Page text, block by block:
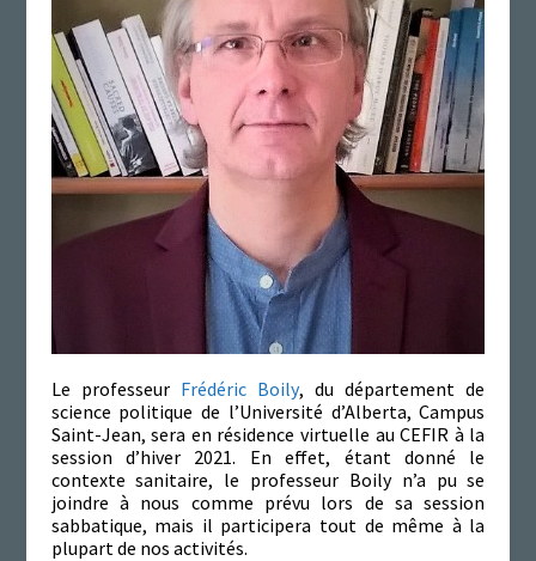
Le professeur Frédéric Boily, du département de
science politique de l’Université d’Alberta, Campus
Saint-Jean, sera en résidence virtuelle au CEFIR à la
session d’hiver 2021. En effet, étant donné le
contexte sanitaire, le professeur Boily n’a pu se
joindre à nous comme prévu lors de sa session
sabbatique, mais il participera tout de même à la
plupart de nos activités.